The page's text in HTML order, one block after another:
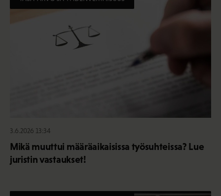
3.6.2026 13:34
Mikä muuttui määräaikaisissa työsuhteissa? Lue
juristin vastaukset!